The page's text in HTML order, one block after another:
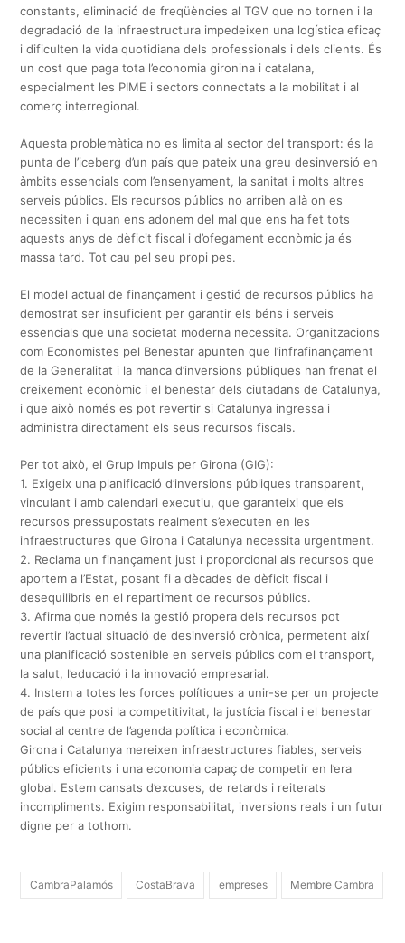
constants, eliminació de freqüències al TGV que no tornen i la
degradació de la infraestructura impedeixen una logística eficaç
i dificulten la vida quotidiana dels professionals i dels clients. És
un cost que paga tota l’economia gironina i catalana,
especialment les PIME i sectors connectats a la mobilitat i al
comerç interregional.
Aquesta problemàtica no es limita al sector del transport: és la
punta de l’iceberg d’un país que pateix una greu desinversió en
àmbits essencials com l’ensenyament, la sanitat i molts altres
serveis públics. Els recursos públics no arriben allà on es
necessiten i quan ens adonem del mal que ens ha fet tots
aquests anys de dèficit fiscal i d’ofegament econòmic ja és
massa tard. Tot cau pel seu propi pes.
El model actual de finançament i gestió de recursos públics ha
demostrat ser insuficient per garantir els béns i serveis
essencials que una societat moderna necessita. Organitzacions
com Economistes pel Benestar apunten que l’infrafinançament
de la Generalitat i la manca d’inversions públiques han frenat el
creixement econòmic i el benestar dels ciutadans de Catalunya,
i que això només es pot revertir si Catalunya ingressa i
administra directament els seus recursos fiscals.
Per tot això, el Grup Impuls per Girona (GIG):
1. Exigeix una planificació d’inversions públiques transparent,
vinculant i amb calendari executiu, que garanteixi que els
recursos pressupostats realment s’executen en les
infraestructures que Girona i Catalunya necessita urgentment.
2. Reclama un finançament just i proporcional als recursos que
aportem a l’Estat, posant fi a dècades de dèficit fiscal i
desequilibris en el repartiment de recursos públics.
3. Afirma que només la gestió propera dels recursos pot
revertir l’actual situació de desinversió crònica, permetent així
una planificació sostenible en serveis públics com el transport,
la salut, l’educació i la innovació empresarial.
4. Instem a totes les forces polítiques a unir-se per un projecte
de país que posi la competitivitat, la justícia fiscal i el benestar
social al centre de l’agenda política i econòmica.
Girona i Catalunya mereixen infraestructures fiables, serveis
públics eficients i una economia capaç de competir en l’era
global. Estem cansats d’excuses, de retards i reiterats
incompliments. Exigim responsabilitat, inversions reals i un futur
digne per a tothom.
CambraPalamós CostaBrava empreses Membre Cambra